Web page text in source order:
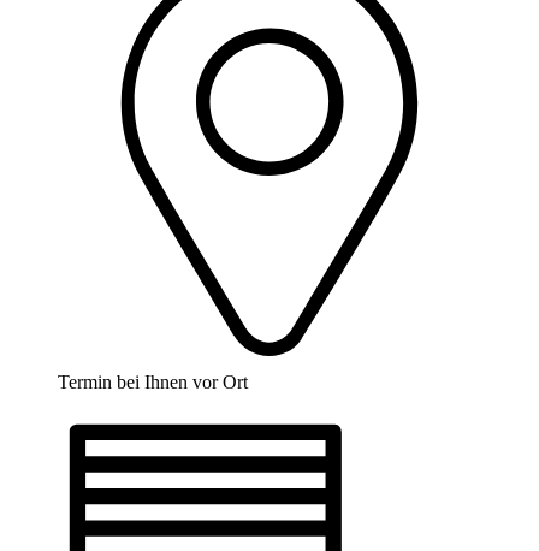
Termin bei Ihnen vor Ort